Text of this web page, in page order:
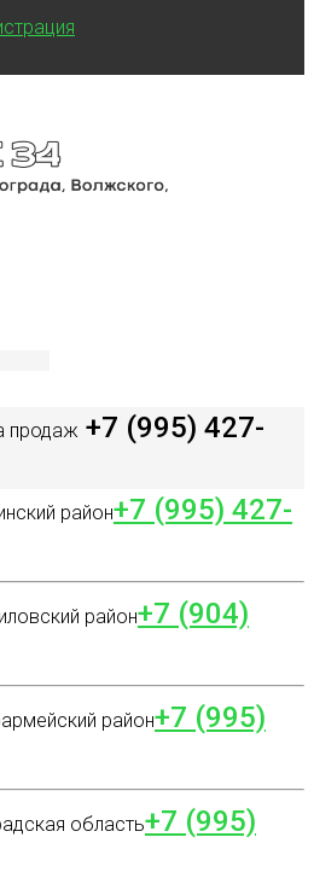
продаж +7 (995) 427-
район+7 (995) 427-
район+7 (904)
район+7 (995)
область+7 (995)